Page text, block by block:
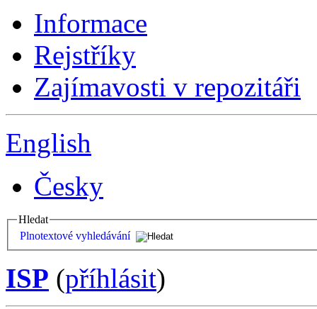
Informace
Rejstříky
Zajímavosti v repozitáři
English
Česky
Hledat
Plnotextové vyhledávání
ISP (příhlásit)